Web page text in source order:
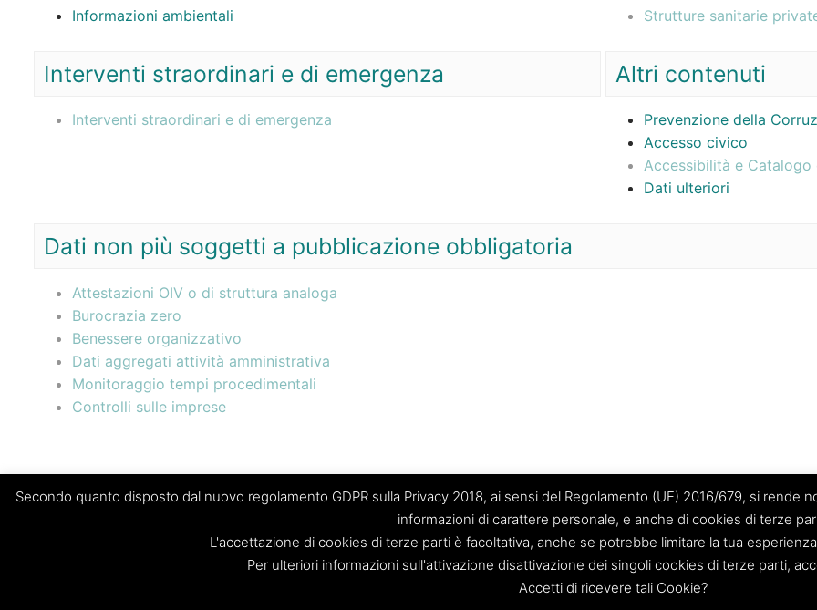
Informazioni ambientali Strutture sanitarie
Interventi straordinari e di emergenza
Interventi straordinari e di emergenza
Altri contenuti
Prevenzione della
Accesso civico
Accessibilità e
Dati ulteriori
Dati non più soggetti a pubblicazione obbligatoria
Attestazioni OIV o di struttura analoga
Burocrazia zero
Benessere organizzativo
Dati aggregati attività amministrativa
Monitoraggio tempi procedimentali
Controlli sulle imprese
“Società Regolamentazione del servizio di gestione Rifiuti “Palermo Area Metropolitana” S.C.p.A.
Sede legale: Palermo – Piazza Pretoria 1 – Sede amministrativa: Palermo – Via Resuttana 360 – Capitale sociale: Euro 120.000,00
Secondo quanto disposto dal nuovo regolamento GDPR sulla Privacy 2018, ai sensi del Regolamento (UE) 2016/679, si
informazioni di carattere personale, e anche di cookies di terze
L'accettazione di cookies di terze parti è facoltativa, anche se potrebbe limitare la tua
Per ulteriori informazioni sull'attivazione disattivazione dei singoli cookies di terze parti,
Accetti di ricevere tali Cookie?